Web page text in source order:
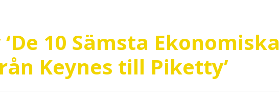
10 Sämsta Ekonomiska
Keynes till Piketty’